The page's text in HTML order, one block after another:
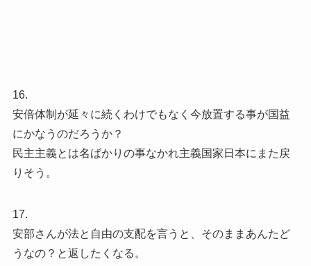
16.
安倍体制が延々に続くわけでもなく今放置する事が国益
にかなうのだろうか？
民主主義とは名ばかりの事なかれ主義国家日本にまた戻
りそう。
17.
安部さんが法と自由の支配を言うと、そのままあんたど
うなの？と返したくなる。